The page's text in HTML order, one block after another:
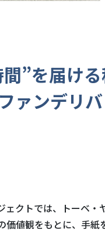
”を届け
ァンデリバ
クトでは、トーベ・
値観をもとに、手紙